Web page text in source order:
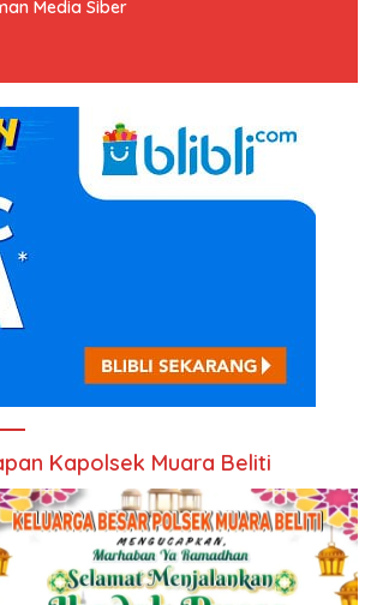
Media Siber
Kapolsek Muara Beliti